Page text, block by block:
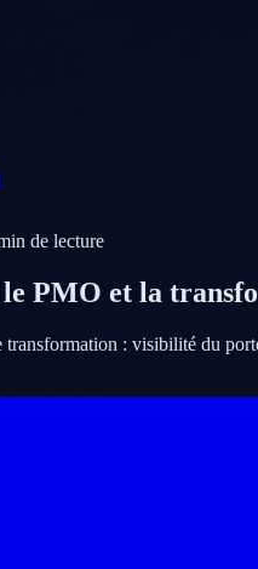
de lecture
PMO et la
: visibilité du